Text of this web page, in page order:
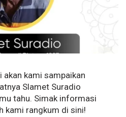
akan kami sampaikan
Slamet Suradio
tahu. Simak informasi
kami rangkum di sini!